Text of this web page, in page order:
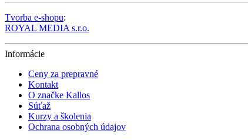
Tvorba e-shopu:
ROYAL MEDIA s.r.o.
Informácie
Ceny za prepravné
Kontakt
O značke Kallos
Súťaž
Kurzy a školenia
Ochrana osobných údajov